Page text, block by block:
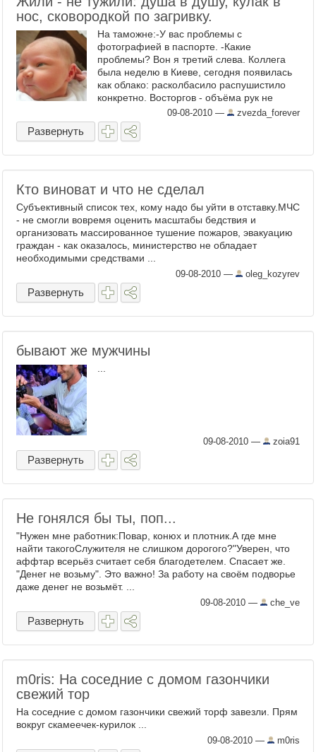
нос, сковородкой по загривку.
На таможне:-У вас проблемы с
фотографией в паспорте. -Какие
проблемы? Вон я третий слева. Коллега
была неделю в Киеве, сегодня появилась
как облако: расколбасило распушистило
конкретно. Восторгов - объёма рук не
хватает. Весь день не давала мне про ...
09-08-2010 — zvezda_forever
Развернуть
Кто виноват и что не сделал
Субъективный список тех, кому надо бы уйти в отставку.МЧС
- не смогли вовремя оценить масштабы бедствия и
организовать массированное тушение пожаров, эвакуацию
граждан - как оказалось, министерство не обладает
необходимыми средствами ...
09-08-2010 — oleg_kozyrev
Развернуть
бывают же мужчины
09-08-2010 — zoia91
Развернуть
Не гонялся бы ты, поп...
"Нужен мне работник:Повар, конюх и плотник.А где мне
найти такогоСлужителя не слишком дорогого?"Уверен, что
аффтар всерьёз считает себя благодетелем. Спасает же.
"Денег не возьму". Это важно! За работу на своём подворье
даже денег не возьмёт. ...
09-08-2010 — che_ve
Развернуть
m0ris: На соседние с домом газончики
свежий тор
На соседние с домом газончики свежий торф завезли. Прям
вокруг скамеечек-курилок ...
09-08-2010 — m0ris